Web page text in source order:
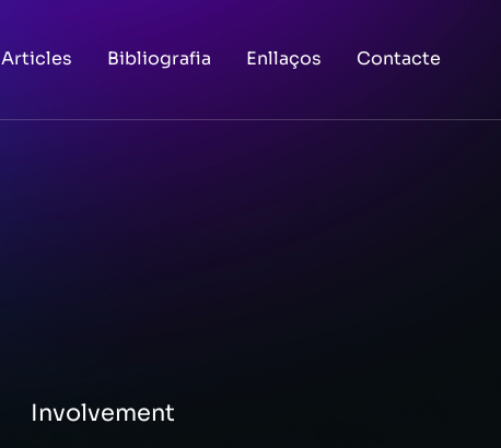
Articles Bibliografia Enllaços Contacte
Involvement